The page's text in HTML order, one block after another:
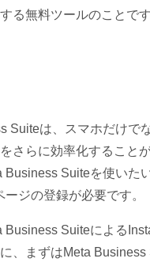
る無料ツールのことです
Suiteは、スマホだけで
さらに効率化すること
Business Suiteを使いた
ジの登録が必要です。
Business Suiteによる
、まずはMeta Business